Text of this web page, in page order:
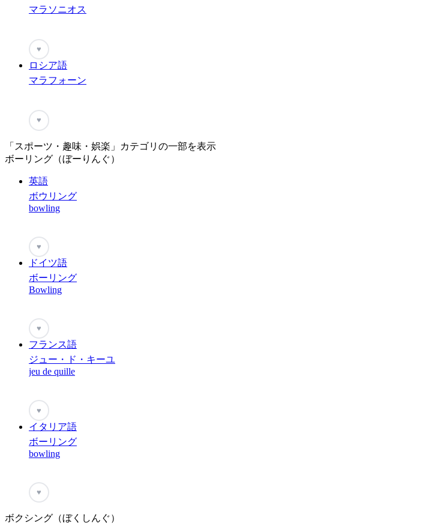
マラソニオス
♥
ロシア語
マラフォーン
♥
「スポーツ・趣味・娯楽」カテゴリの一部を表示
ボーリング（ぼーりんぐ）
英語
ボウリング
bowling
♥
ドイツ語
ボーリング
Bowling
♥
フランス語
ジュー・ド・キーユ
jeu de quille
♥
イタリア語
ボーリング
bowling
♥
ボクシング（ぼくしんぐ）